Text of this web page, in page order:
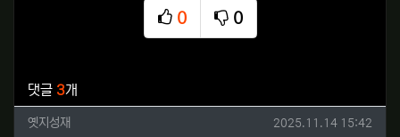
0
추천
0
비추천
댓글 3개
옛지성재님의 댓글
옛지성재 작성일
2025.11.14 15:42